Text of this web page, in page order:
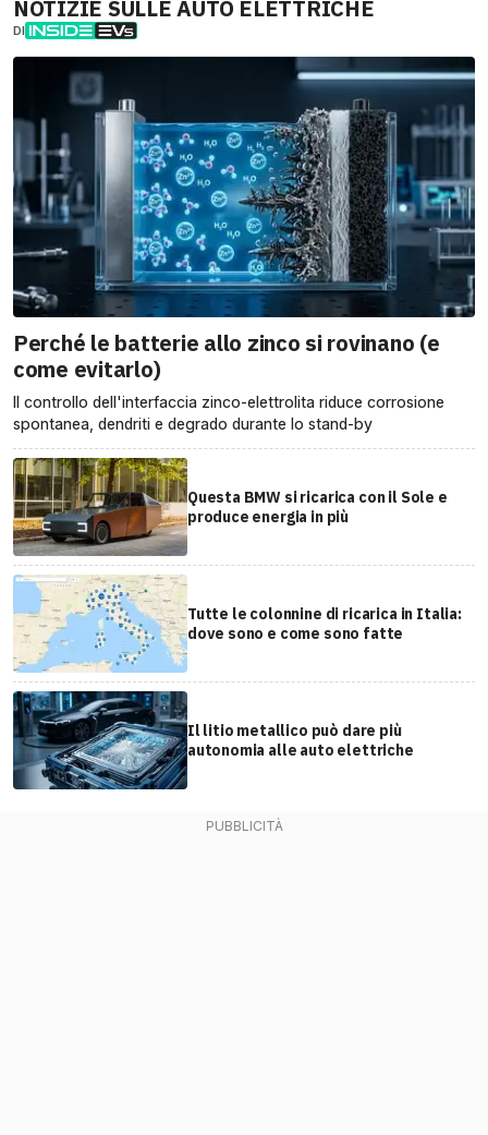
NOTIZIE SULLE AUTO ELETTRICHE
DI
Perché le batterie allo zinco si rovinano (e
come evitarlo)
Il controllo dell'interfaccia zinco-elettrolita riduce corrosione
spontanea, dendriti e degrado durante lo stand-by
Questa BMW si ricarica con il Sole e
produce energia in più
Tutte le colonnine di ricarica in Italia:
dove sono e come sono fatte
Il litio metallico può dare più
autonomia alle auto elettriche